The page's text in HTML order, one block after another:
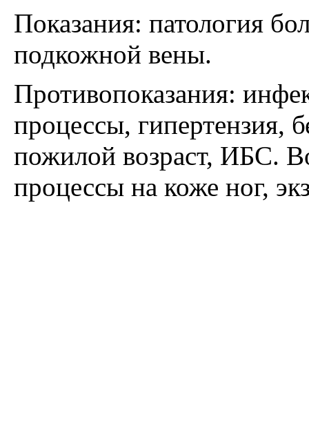
Показания: патология
подкожной вены.
Противопоказания:
процессы, гипертензия,
пожилой возраст, ИБС.
процессы на коже ног,